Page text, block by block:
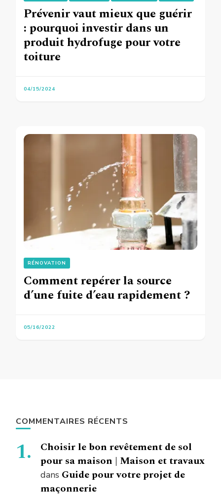
Prévenir vaut mieux que guérir
: pourquoi investir dans un
produit hydrofuge pour votre
toiture
04/15/2024
RÉNOVATION
Comment repérer la source
d’une fuite d’eau rapidement ?
05/16/2022
COMMENTAIRES RÉCENTS
Choisir le bon revêtement de sol
pour sa maison | Maison et travaux
dans Guide pour votre projet de
maçonnerie